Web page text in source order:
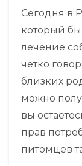
Сегодня в
который
лечение
четко
близких
можно
вы
прав
питомцев